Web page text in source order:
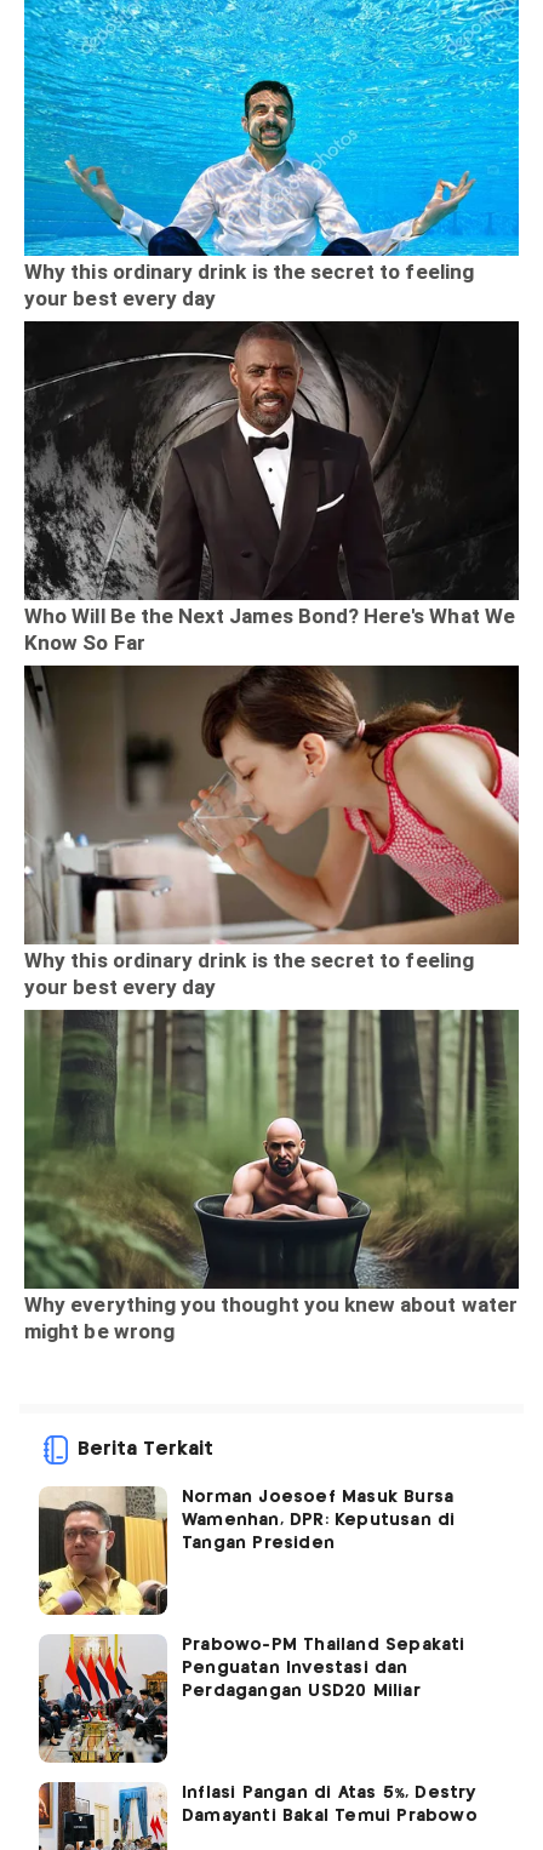
Berita Terkait
Norman Joesoef Masuk Bursa
Wamenhan, DPR: Keputusan di
Tangan Presiden
Prabowo-PM Thailand Sepakati
Penguatan Investasi dan
Perdagangan USD20 Miliar
Inflasi Pangan di Atas 5%, Destry
Damayanti Bakal Temui Prabowo